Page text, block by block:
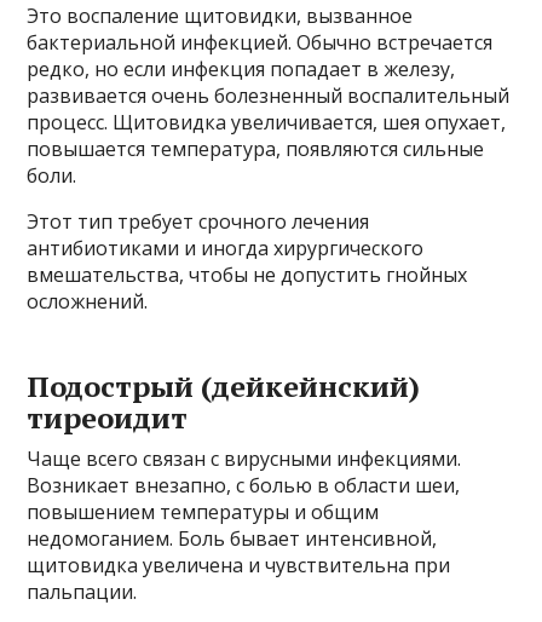
Это воспаление щитовидки, вызванное
бактериальной инфекцией. Обычно встречается
редко, но если инфекция попадает в железу,
развивается очень болезненный воспалительный
процесс. Щитовидка увеличивается, шея опухает,
повышается температура, появляются сильные
боли.
Этот тип требует срочного лечения
антибиотиками и иногда хирургического
вмешательства, чтобы не допустить гнойных
осложнений.
Подострый (дейкейнский)
тиреоидит
Чаще всего связан с вирусными инфекциями.
Возникает внезапно, с болью в области шеи,
повышением температуры и общим
недомоганием. Боль бывает интенсивной,
щитовидка увеличена и чувствительна при
пальпации.